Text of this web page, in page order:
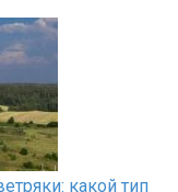
какой тип